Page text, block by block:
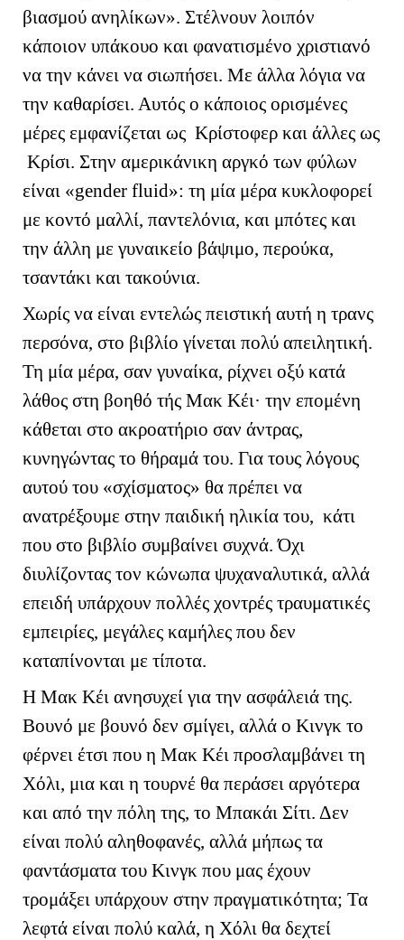
βιασμού ανηλίκων». Στέλνουν λοιπόν
κάποιον υπάκουο και φανατισμένο χριστιανό
να την κάνει να σιωπήσει. Με άλλα λόγια να
την καθαρίσει. Αυτός ο κάποιος ορισμένες
μέρες εμφανίζεται ως Κρίστοφερ και άλλες ως
Κρίσι. Στην αμερικάνικη αργκό των φύλων
είναι «gender fluid»: τη μία μέρα κυκλοφορεί
με κοντό μαλλί, παντελόνια, και μπότες και
την άλλη με γυναικείο βάψιμο, περούκα,
τσαντάκι και τακούνια.
Χωρίς να είναι εντελώς πειστική αυτή η τρανς
περσόνα, στο βιβλίο γίνεται πολύ απειλητική.
Τη μία μέρα, σαν γυναίκα, ρίχνει οξύ κατά
λάθος στη βοηθό τής Μακ Κέι· την επομένη
κάθεται στο ακροατήριο σαν άντρας,
κυνηγώντας το θήραμά του. Για τους λόγους
αυτού του «σχίσματος» θα πρέπει να
ανατρέξουμε στην παιδική ηλικία του, κάτι
που στο βιβλίο συμβαίνει συχνά. Όχι
διυλίζοντας τον κώνωπα ψυχαναλυτικά, αλλά
επειδή υπάρχουν πολλές χοντρές τραυματικές
εμπειρίες, μεγάλες καμήλες που δεν
καταπίνονται με τίποτα.
Η Μακ Κέι ανησυχεί για την ασφάλειά της.
Βουνό με βουνό δεν σμίγει, αλλά ο Κινγκ το
φέρνει έτσι που η Μακ Κέι προσλαμβάνει τη
Χόλι, μια και η τουρνέ θα περάσει αργότερα
και από την πόλη της, το Μπακάι Σίτι. Δεν
είναι πολύ αληθοφανές, αλλά μήπως τα
φαντάσματα του Κινγκ που μας έχουν
τρομάξει υπάρχουν στην πραγματικότητα; Τα
λεφτά είναι πολύ καλά, η Χόλι θα δεχτεί